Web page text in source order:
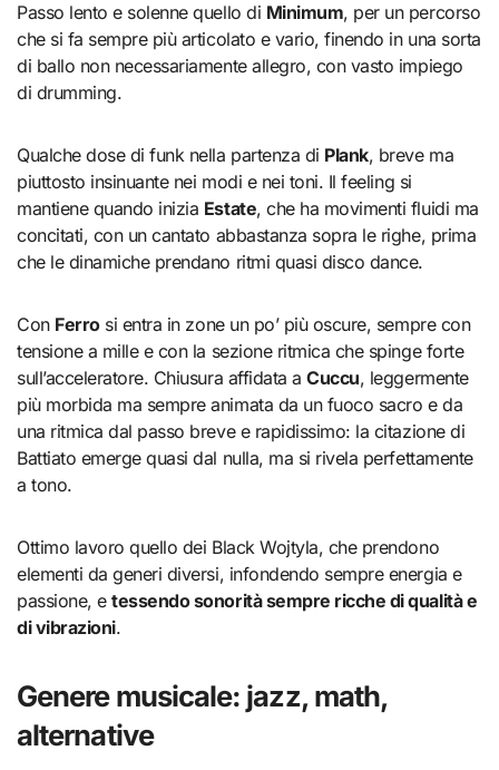
Passo lento e solenne quello di Minimum, per un percorso
che si fa sempre più articolato e vario, finendo in una sorta
di ballo non necessariamente allegro, con vasto impiego
di drumming.
Qualche dose di funk nella partenza di Plank, breve ma
piuttosto insinuante nei modi e nei toni. Il feeling si
mantiene quando inizia Estate, che ha movimenti fluidi ma
concitati, con un cantato abbastanza sopra le righe, prima
che le dinamiche prendano ritmi quasi disco dance.
Con Ferrosi entra in zone un po’ più oscure, sempre con
tensione a mille e con la sezione ritmica che spinge forte
sull’acceleratore. Chiusura affidata aCuccu, leggermente
più morbida ma sempre animata da un fuoco sacro e da
una ritmica dal passo breve e rapidissimo: la citazione di
Battiato emerge quasi dal nulla, ma si rivela perfettamente
a tono.
Ottimo lavoro quello dei Black Wojtyla, che prendono
elementi da generi diversi, infondendo sempre energia e
passione, etessendo sonorità sempre ricche di qualità e
di vibrazioni.
Genere musicale: jazz, math,
alternative